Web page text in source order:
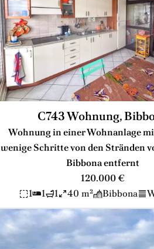
C743 Wohnung,
Wohnung in einer Wohnanlage
wenige Schritte von den Stränden
Bibbona entfernt
120.000 €
1
1 1 40 m² Bibbona